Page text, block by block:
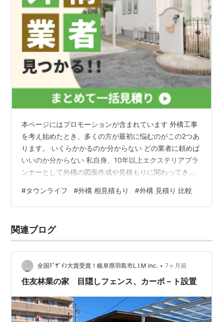
本ページにはプロモーションが含まれています 外構工事
を考え始めたとき、多くの方が最初に悩むのがこの2つあ
ります。 いくらかかるのか分からない どの業者に頼めば
いいのか分からない 私自身、10年以上エクステリアプラ
ンナーとして外構の図面作成や見積もりに関わってきま
通点があります。 そこで今回は、プロの立場から見ても
「比較の第一歩」として使いやすいタウンライフ外構に
る タウンライフ外構とは？ プランナー目線で見たタウン
ライフ外構のメリット ① 図面・プラン提案がもらえる
#タウンライフ #外構 相見積もり #外構 見積り 比較
関連ブログ
全国ﾃﾞｻﾞｲﾝ大賞受賞！岐阜県羽島市L.I.M inc. • 7ヶ月前
住友林業の家 目隠しフェンス、カーポ－ト設置